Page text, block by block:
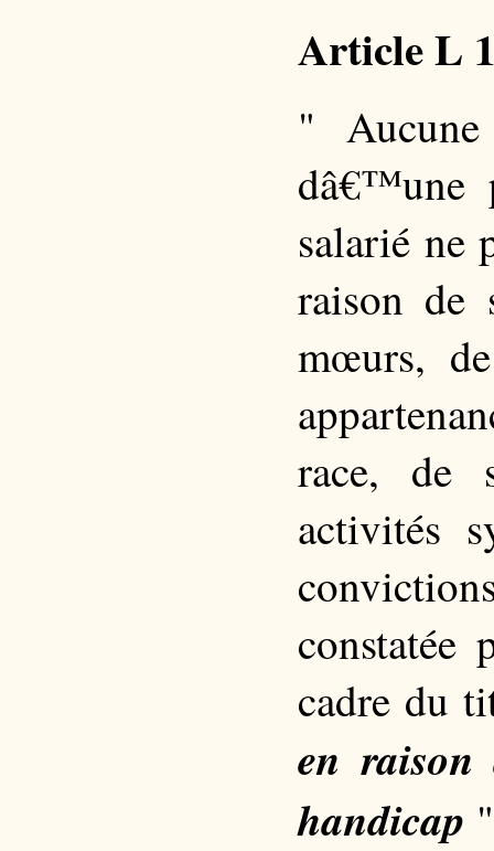
Article L
"
dâ€™une
salarié ne
raison de
mœurs,
race, de
activités
cadre du
en raison
handicap